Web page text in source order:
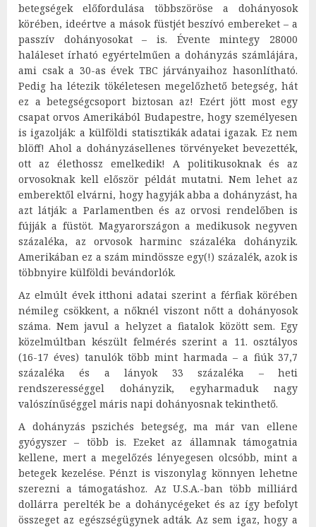
betegségek előfordulása többszöröse a dohányosok
körében, ideértve a mások füstjét beszívó embereket – a
passzív dohányosokat – is. Évente mintegy 28000
haláleset írható egyértelműen a dohányzás számlájára,
ami csak a 30-as évek TBC járványaihoz hasonlítható.
Pedig ha létezik tökéletesen megelőzhető betegség, hát
ez a betegségcsoport biztosan az! Ezért jött most egy
csapat orvos Amerikából Budapestre, hogy személyesen
is igazolják: a külföldi statisztikák adatai igazak. Ez nem
blöff! Ahol a dohányzásellenes törvényeket bevezették,
ott az élethossz emelkedik! A politikusoknak és az
orvosoknak kell először példát mutatni. Nem lehet az
emberektől elvárni, hogy hagyják abba a dohányzást, ha
azt látják: a Parlamentben és az orvosi rendelőben is
fújják a füstöt. Magyarországon a medikusok negyven
százaléka, az orvosok harminc százaléka dohányzik.
Amerikában ez a szám mindössze egy(!) százalék, azok is
többnyire külföldi bevándorlók.
Az elmúlt évek itthoni adatai szerint a férfiak körében
némileg csökkent, a nőknél viszont nőtt a dohányosok
száma. Nem javul a helyzet a fiatalok között sem. Egy
közelmúltban készült felmérés szerint a 11. osztályos
(16-17 éves) tanulók több mint harmada – a fiúk 37,7
százaléka és a lányok 33 százaléka – heti
rendszerességgel dohányzik, egyharmaduk nagy
valószínűséggel máris napi dohányosnak tekinthető.
A dohányzás pszichés betegség, ma már van ellene
gyógyszer – több is. Ezeket az államnak támogatnia
kellene, mert a megelőzés lényegesen olcsóbb, mint a
betegek kezelése. Pénzt is viszonylag könnyen lehetne
szerezni a támogatáshoz. Az U.S.A.-ban több milliárd
dollárra perelték be a dohánycégeket és az így befolyt
összeget az egészségügynek adták. Az sem igaz, hogy a